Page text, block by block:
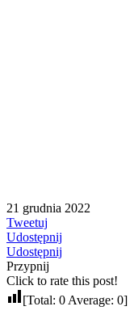
21 grudnia 2022
Tweetuj
Udostępnij
Udostępnij
Przypnij
Click to rate this post!
[Total: 0Average: 0]